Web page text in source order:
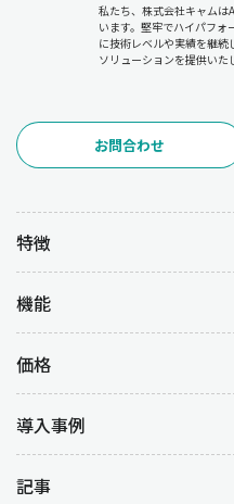
私たち、株式会社キャムは
います。堅牢でハイパフォ
に技術レベルや実績を継
ソリューションを提供いた
お問合わせ
特徴
機能
価格
導入事例
記事